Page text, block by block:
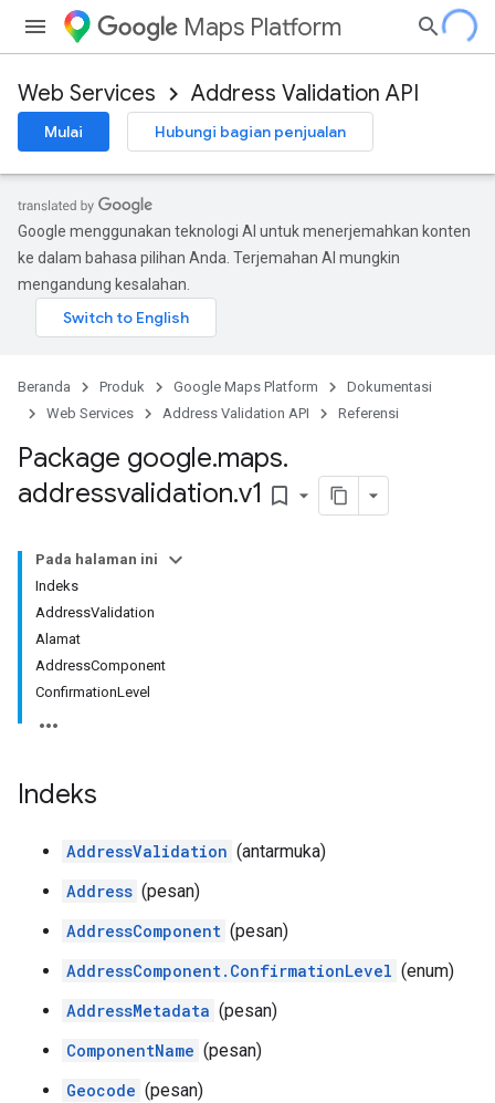
Maps Platform
Web Services Address Validation API
Mulai Hubungi bagian penjualan
Google menggunakan teknologi AI untuk menerjemahkan konten
ke dalam bahasa pilihan Anda. Terjemahan AI mungkin
mengandung kesalahan.
Beranda Produk Google Maps Platform
Dokumentasi
Web Services
Address Validation API Referensi
Package google.maps.
addressvalidation.v1 bookmark_border
Pada halaman ini
Indeks
AddressValidation
Alamat
AddressComponent
ConfirmationLevel
Indeks
AddressValidation (antarmuka)
Address (pesan)
AddressComponent (pesan)
AddressComponent.ConfirmationLevel (enum)
AddressMetadata (pesan)
ComponentName (pesan)
Geocode (pesan)